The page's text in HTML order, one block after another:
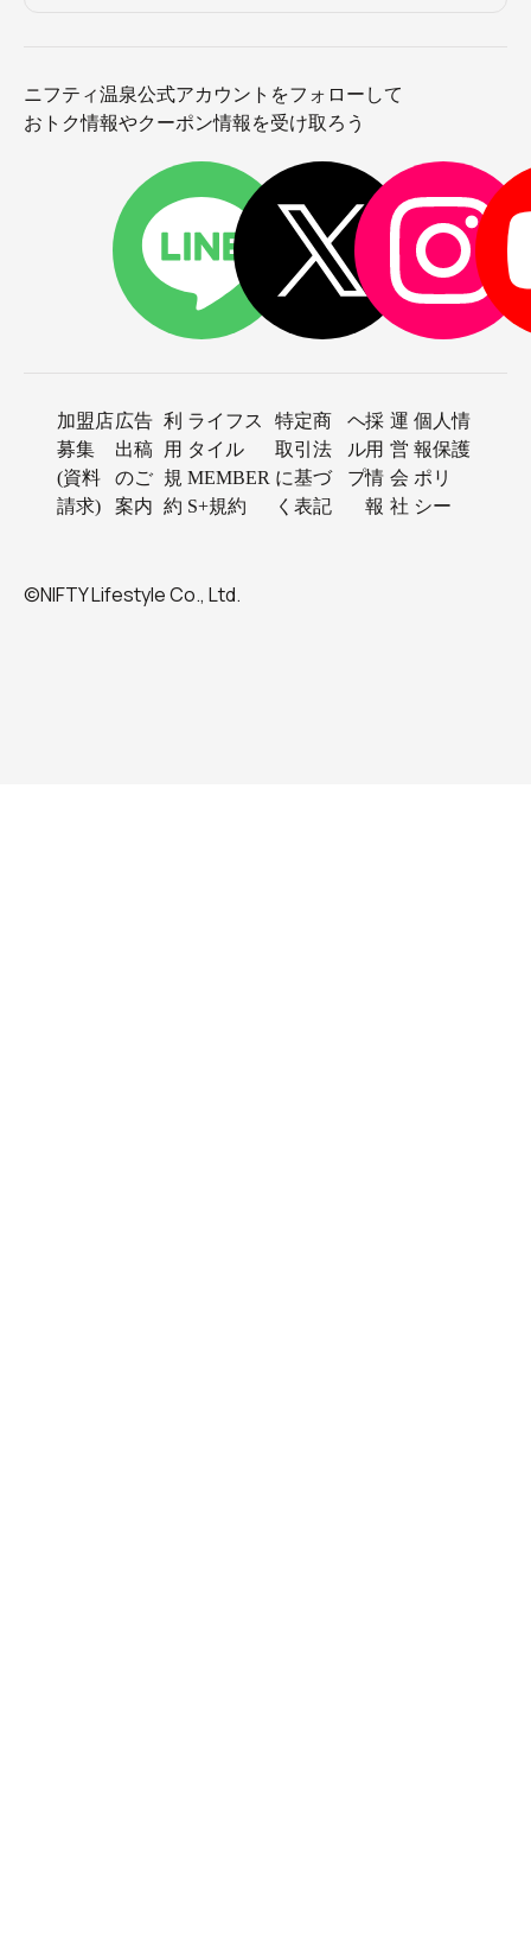
ニフティ温泉公式アカウントをフォローして
おトク情報やクーポン情報を受け取ろう
加盟店
募集
(資料
請求)
広告
出稿
のご
案内
利
用
規
約
ライフス
タイル
MEMBER
S+規約
特定商
取引法
に基づ
く表記
ヘ
ル
プ
採
用
情
報
運
営
会
社
個人情
報保護
ポリ
シー
©NIFTY Lifestyle Co., Ltd.